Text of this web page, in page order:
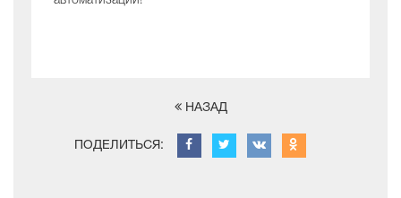
НАЗАД
ПОДЕЛИТЬСЯ: